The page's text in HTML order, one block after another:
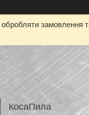
замовлення
КосаПила